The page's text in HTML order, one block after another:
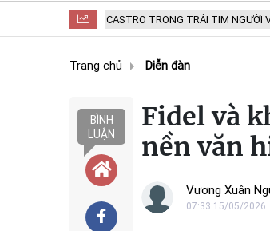
FIDEL CASTRO TRONG TRÁI TIM NGƯỜI VIỆT
Trang chủ Diễn đàn
BÌNH
LUẬN
Fidel và
nền văn
Vương Xuân
07:33 15/05/2026